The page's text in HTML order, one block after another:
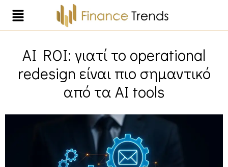
AI ROI: γιατί το operational
redesign είναι πιο σημαντικό
από τα AI tools